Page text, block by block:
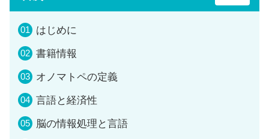
はじめに
書籍情報
オノマトペの定義
言語と経済性
脳の情報処理と言語